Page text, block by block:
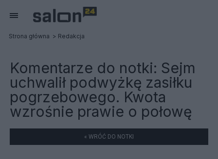
Strona główna Redakcja
Komentarze do notki: Sejm
uchwalił podwyżkę zasiłku
pogrzebowego. Kwota
wzrośnie prawie o połowę
« WRÓĆ DO NOTKI